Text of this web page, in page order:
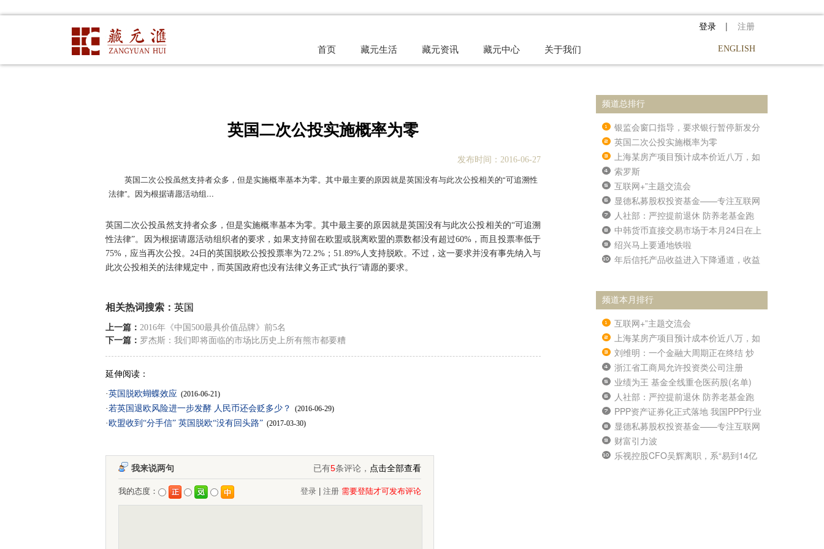
登录 | 注册
首页 藏元生活 藏元资讯 藏元中心 关于我们 ENGLISH
首页
英国二次公投实施概率为零
发布时间：2016-06-27
英国二次公投虽然支持者众多，但是实施概率基本为零。其中最主要的原因就是英国没有与此次公投相关的“可追溯性
法律”。因为根据请愿活动组...
英国二次公投虽然支持者众多，但是实施概率基本为零。其中最主要的原因就是英国没有与此次公投相关的“可追溯
性法律”。因为根据请愿活动组织者的要求，如果支持留在欧盟或脱离欧盟的票数都没有超过60%，而且投票率低于
75%，应当再次公投。24日的英国脱欧公投投票率为72.2%；51.89%人支持脱欧。不过，这一要求并没有事先纳入与
此次公投相关的法律规定中，而英国政府也没有法律义务正式“执行”请愿的要求。
相关热词搜索： 英国
上一篇： 2016年《中国500最具价值品牌》前5名
下一篇： 罗杰斯：我们即将面临的市场比历史上所有熊市都要糟
延伸阅读：
·英国脱欧蝴蝶效应 (2016-06-21)
·若英国退欧风险进一步发酵 人民币还会贬多少？ (2016-06-29)
· 欧盟收到“分手信” 英国脱欧“没有回头路” (2017-03-30)
频道总排行
银监会窗口指导，要求银行暂停新发分
级型理财产品
英国二次公投实施概率为零
上海某房产项目预计成本价近八万，如
此疯狂？
索罗斯
互联网+”主题交流会
显德私募股权投资基金——专注互联网
企业并购
人社部：严控提前退休 防养老基金跑
冒
中韩货币直接交易市场于本月24日在上
海启动
绍兴马上要通地铁啦
年后信托产品收益进入下降通道，收益
频道本月排行
互联网+”主题交流会
上海某房产项目预计成本价近八万，如
此疯狂？
刘维明：一个金融大周期正在终结 炒
房炒股辉煌难复制
浙江省工商局允许投资类公司注册
业绩为王 基金全线重仓医药股(名单)
人社部：严控提前退休 防养老基金跑
冒
PPP资产证券化正式落地 我国PPP行业
迎来历史性时刻
显德私募股权投资基金——专注互联网
企业并购
财富引力波
乐视控股CFO吴辉离职，系“易到14亿